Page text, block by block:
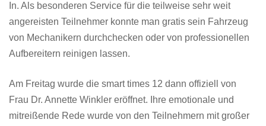
In. Als besonderen Service für die teilweise sehr weit
angereisten Teilnehmer konnte man gratis sein Fahrzeug
von Mechanikern durchchecken oder von professionellen
Aufbereitern reinigen lassen.
Am Freitag wurde die smart times 12 dann offiziell von
Frau Dr. Annette Winkler eröffnet. Ihre emotionale und
mitreißende Rede wurde von den Teilnehmern mit großer